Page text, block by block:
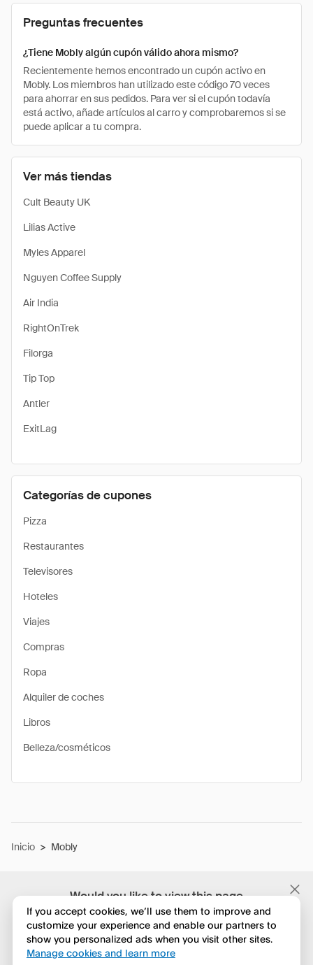
Would you like to view this page
in English?
No, seguir navegando
Ver más tiendas
Cult Beauty UK
Lilias Active
Myles Apparel
Nguyen Coffee Supply
Air India
RightOnTrek
Filorga
Tip Top
Antler
ExitLag
Categorías de cupones
Pizza
Restaurantes
Televisores
Hoteles
Viajes
Compras
Ropa
Alquiler de coches
Libros
Belleza/cosméticos
Preguntas frecuentes
¿Tiene Mobly algún cupón válido ahora mismo?
Recientemente hemos encontrado un cupón activo en
Mobly. Los miembros han utilizado este código 70 veces
para ahorrar en sus pedidos. Para ver si el cupón todavía
está activo, añade artículos al carro y comprobaremos si se
puede aplicar a tu compra.
Inicio > Mobly
If you accept cookies, we’ll use them to improve and
customize your experience and enable our partners to
show you personalized ads when you visit other sites.
Manage cookies and learn more